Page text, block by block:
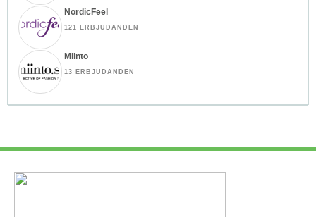
NordicFeel
121 ERBJUDANDEN
Miinto
13 ERBJUDANDEN